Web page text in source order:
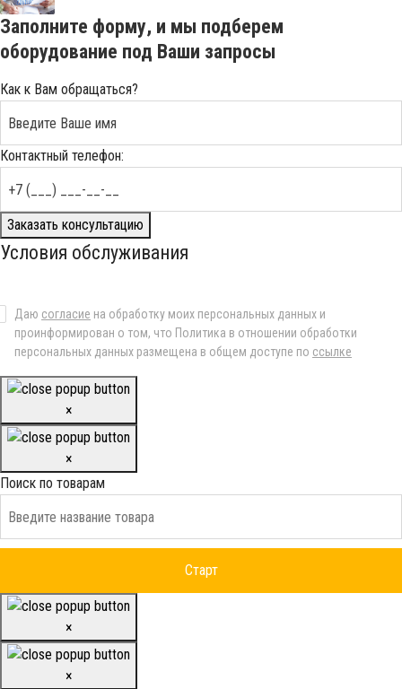
Заполните форму, и мы подберем
оборудование под Ваши запросы
Как к Вам обращаться?
Контактный телефон:
Заказать консультацию
Условия обслуживания
Даю согласие на обработку моих персональных данных и
проинформирован о том, что Политика в отношении обработки
персональных данных размещена в общем доступе по ссылке
×
×
Поиск по товарам
×
×